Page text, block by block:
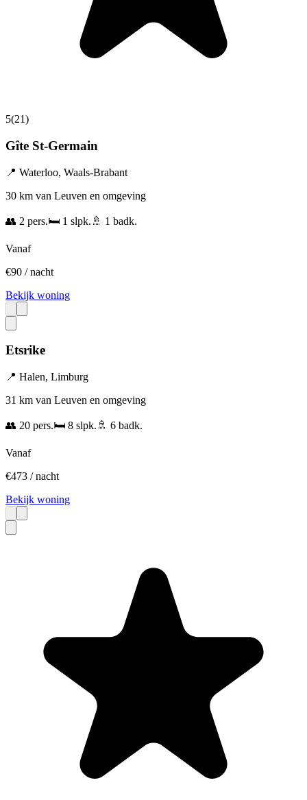
5(21)
Gîte St-Germain
📍 Waterloo, Waals-Brabant
30 km van Leuven en omgeving
👥 2 pers.🛏️ 1 slpk. 🚿 1 badk.
Vanaf
€90 / nacht
Bekijk woning
Etsrike
📍 Halen, Limburg
31 km van Leuven en omgeving
👥 20 pers.🛏️ 8 slpk. 🚿 6 badk.
Vanaf
€473 / nacht
Bekijk woning